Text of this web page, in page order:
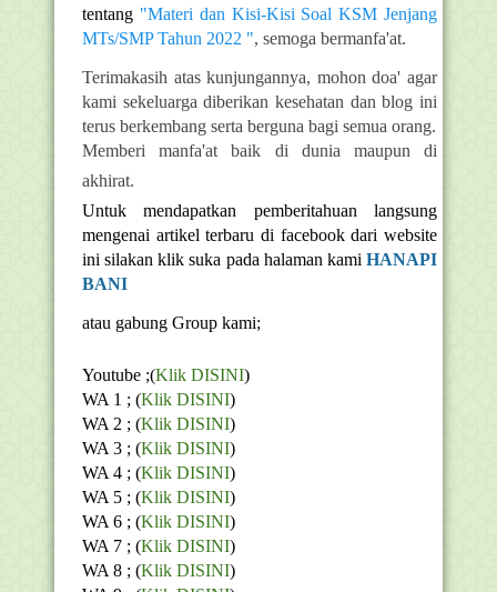
tentang "Materi dan Kisi-Kisi Soal KSM Jenjang
MTs/SMP Tahun 2022 ", semoga bermanfa'at.
Terimakasih atas kunjungannya, mohon doa' agar
kami sekeluarga diberikan kesehatan dan blog ini
terus berkembang serta berguna bagi semua orang.
Memberi manfa'at baik di dunia maupun di
akhirat.
Untuk mendapatkan pemberitahuan langsung
mengenai artikel terbaru di facebook dari website
ini silakan klik suka pada halaman kami HANAPI
BANI
atau gabung Group kami;
Youtube ;(Klik DISINI)
WA 1 ; (Klik DISINI)
WA 2 ; (Klik DISINI)
WA 3 ; (Klik DISINI)
WA 4 ; (Klik DISINI)
WA 5 ; (Klik DISINI)
WA 6 ; (Klik DISINI)
WA 7 ; (Klik DISINI)
WA 8 ; (Klik DISINI)